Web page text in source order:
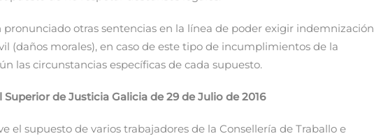
pronunciado otras sentencias en la línea de poder exigir indemnización
(daños morales), en caso de este tipo de incumplimientos de la
las circunstancias específicas de cada supuesto.
de Justicia Galicia de 29 de Julio de 2016
el supuesto de varios trabajadores de la Consellería de Traballo e